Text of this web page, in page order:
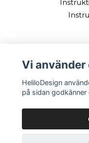
Vi använder
HeliloDesign
på sidan